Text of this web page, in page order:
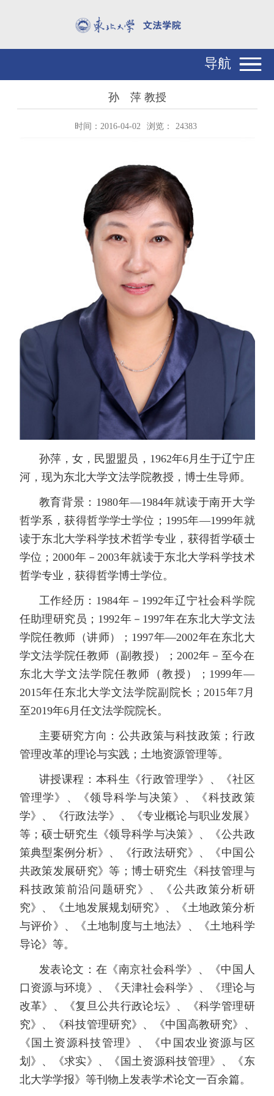
导航
孙 萍 教授
时间：2016-04-02 浏览： 24383
孙萍，女，民盟盟员，1962年6月生于辽宁庄
河，现为东北大学文法学院教授，博士生导师。
教育背景：1980年—1984年就读于南开大学
哲学系，获得哲学学士学位；1995年—1999年就
读于东北大学科学技术哲学专业，获得哲学硕士
学位；2000年－2003年就读于东北大学科学技术
哲学专业，获得哲学博士学位。
工作经历：1984年－1992年辽宁社会科学院
任助理研究员；1992年－1997年在东北大学文法
学院任教师（讲师）；1997年—2002年在东北大
学文法学院任教师（副教授）；2002年－至今在
东北大学文法学院任教师（教授）；1999年—
2015年任东北大学文法学院副院长；2015年7月
至2019年6月任文法学院院长。
主要研究方向：公共政策与科技政策；行政
管理改革的理论与实践；土地资源管理等。
讲授课程：本科生《行政管理学》、《社区
管理学》、《领导科学与决策》、《科技政策
学》、《行政法学》、《专业概论与职业发展》
等；硕士研究生《领导科学与决策》、《公共政
策典型案例分析》、《行政法研究》、《中国公
共政策发展研究》等；博士研究生《科技管理与
科技政策前沿问题研究》、《公共政策分析研
究》、《土地发展规划研究》、《土地政策分析
与评价》、《土地制度与土地法》、《土地科学
导论》等。
发表论文：在《南京社会科学》、《中国人
口资源与环境》、《天津社会科学》、《理论与
改革》、《复旦公共行政论坛》、《科学管理研
究》、《科技管理研究》、《中国高教研究》、
《国土资源科技管理》、《中国农业资源与区
划》、《求实》、《国土资源科技管理》、《东
北大学学报》等刊物上发表学术论文一百余篇。